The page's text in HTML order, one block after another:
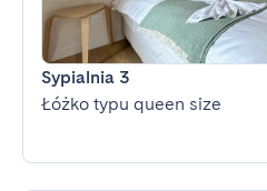
Sypialnia 3
Łóżko typu queen size